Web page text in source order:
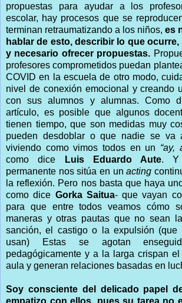
propuestas para ayudar a los
escolar, hay procesos que se
terminan retraumatizando a los niños, es
hablar de esto, describir lo que
y necesario ofrecer propuestas.
profesores comprometidos puedan
COVID en la escuela de otro modo,
nivel de conexión emocional y creando
con sus alumnos y alumnas. Como
artículo, es posible que algunos
tienen tiempo, que son medidas muy
pueden desdoblar o que nadie se va
viviendo como vimos todos en un “ay,
como dice
Luis Eduardo Aute. Y
permanente nos sitúa en unacting
la reflexión. Pero nos basta que haya
como dice Gorka Saitua- que vayan
para que entre todos veamos cómo
maneras y otras pautas que no sean
sanción, el castigo o la expulsión (que
usan) Estas se agotan
pedagógicamente y a la larga crispan el
aula y generan relaciones basadas en
Soy consciente del delicado papel
empatizo con ellos, pues su tarea no